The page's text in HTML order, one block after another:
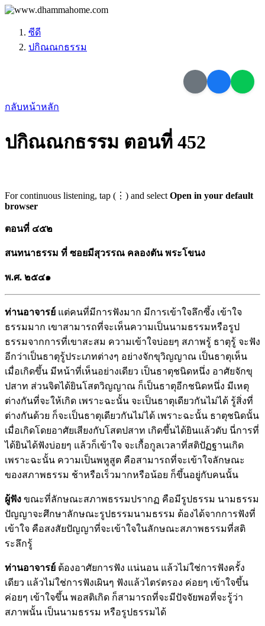
ซีดี
ปกิณณกธรรม
กลับหน้าหลัก
ปกิณณกธรรม ตอนที่ 452
For continuous listening, tap (⋮) and select Open in your default
browser
ตอนที่ ๔๕๒
สนทนาธรรม ที่ ซอยมีสุวรรณ คลองตัน พระโขนง
พ.ศ. ๒๕๔๑
ท่านอาจารย์ แต่คนที่มีการฟังมาก มีการเข้าใจลึกซึ้ง เข้าใจ
ธรรมมาก เขาสามารถที่จะเห็นความเป็นนามธรรมหรือรูป
ธรรมจากการที่เขาสะสม ความเข้าใจบ่อยๆ สภาพรู้ ธาตุรู้ จะฟัง
อีกว่าเป็นธาตุรู้ประเภทต่างๆ อย่างจักขุวิญญาณ เป็นธาตุเห็น
เมื่อเกิดขึ้น มีหน้าที่เห็นอย่างเดียว เป็นธาตุชนิดหนึ่ง อาศัยจักขุ
ปสาท ส่วนจิตได้ยินโสตวิญญาณ ก็เป็นธาตุอีกชนิดหนึ่ง มีเหตุ
ต่างกันที่จะให้เกิด เพราะฉะนั้น จะเป็นธาตุเดียวกันไม่ได้ รู้สิ่งที่
ต่างกันด้วย ก็จะเป็นธาตุเดียวกันไม่ได้ เพราะฉะนั้น ธาตุชนิดนั้น
เมื่อเกิดโดยอาศัยเสียงกับโสตปสาท เกิดขึ้นได้ยินแล้วดับ นี่การที่
ได้ยินได้ฟังบ่อยๆ แล้วก็เข้าใจ จะเกื้อกูลเวลาที่สติปัฏฐานเกิด
เพราะฉะนั้น ความเป็นพหูสูต คือสามารถที่จะเข้าใจลักษณะ
ของสภาพธรรม ช้าหรือเร็วมากหรือน้อย ก็ขึ้นอยู่กับคนนั้น
ผู้ฟัง ขณะที่ลักษณะสภาพธรรมปรากฏ คือมีรูปธรรม นามธรรม
ปัญญาจะศึกษาลักษณะรูปธรรมนามธรรม ต้องได้จากการฟังที่
เข้าใจ คือสงสัยปัญญาที่จะเข้าใจในลักษณะสภาพธรรมที่สติ
ระลึกรู้
ท่านอาจารย์ ต้องอาศัยการฟัง แน่นอน แล้วไม่ใช่การฟังครั้ง
เดียว แล้วไม่ใช่การฟังเผินๆ ฟังแล้วไตร่ตรอง ค่อยๆ เข้าใจขึ้น
ค่อยๆ เข้าใจขึ้น พอสติเกิด ก็สามารถที่จะมีปัจจัยพอที่จะรู้ว่า
สภาพนั้น เป็นนามธรรม หรือรูปธรรมได้